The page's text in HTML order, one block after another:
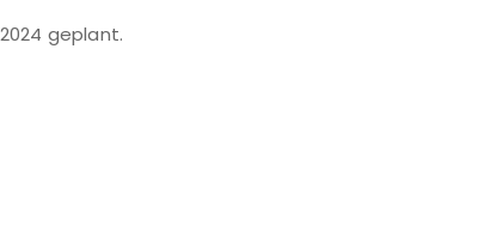
geplant.